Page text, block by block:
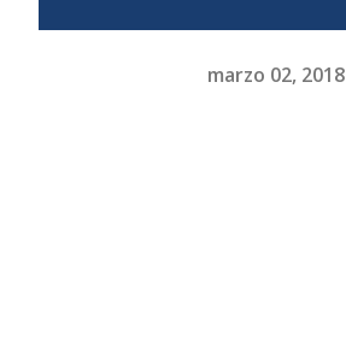
marzo 02, 2018